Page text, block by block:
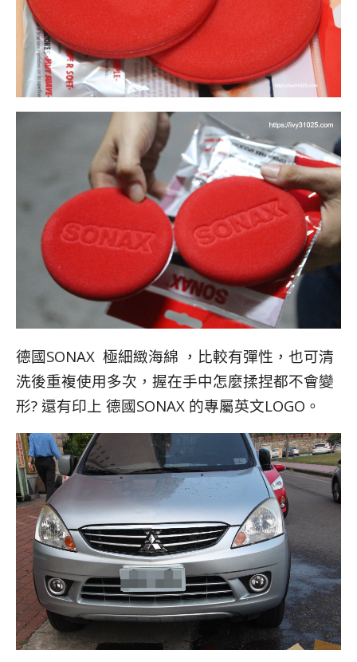
德國SONAX 極細緻海綿 ，比較有彈性，也可清
洗後重複使用多次，握在手中怎麼揉捏都不會變
形? 還有印上 德國SONAX 的專屬英文LOGO。